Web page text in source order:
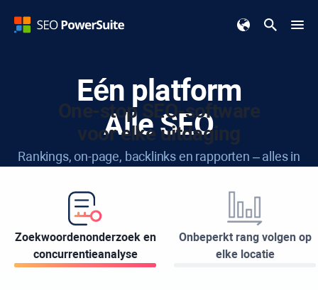
Eén platform
Alle SEO
Rankings, on-page, backlinks en rapporten – alles in
Gratis downloaden
One-stop SEO-software
voor elke uitdaging
Zoekwoordenonderzoek en
concurrentieanalyse
Onbeperkt rang volgen op
elke locatie